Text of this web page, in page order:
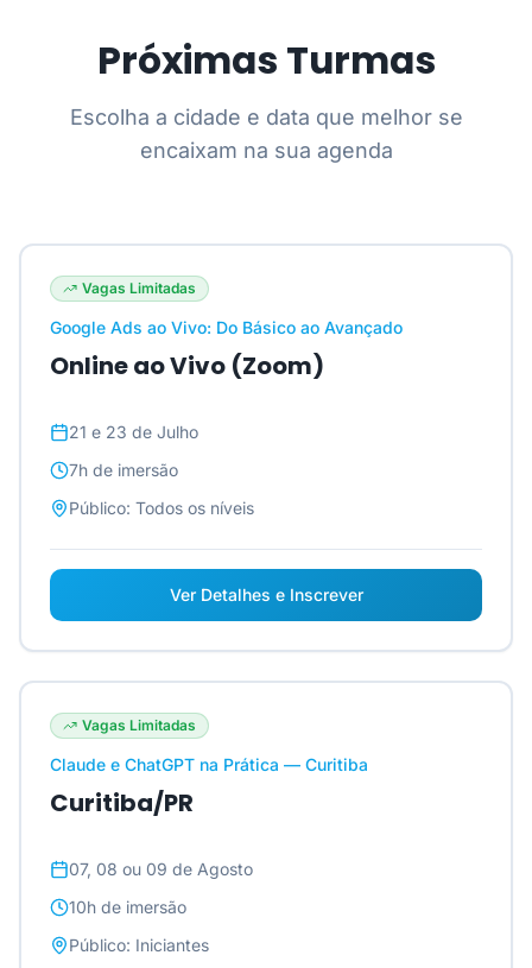
Próximas Turmas
Escolha a cidade e data que melhor se
encaixam na sua agenda
Vagas Limitadas
Google Ads ao Vivo: Do Básico ao Avançado
Online ao Vivo (Zoom)
21 e 23 de Julho
7h de imersão
Público: Todos os níveis
Ver Detalhes e Inscrever
Vagas Limitadas
Claude e ChatGPT na Prática — Curitiba
Curitiba/PR
07, 08 ou 09 de Agosto
10h de imersão
Público: Iniciantes